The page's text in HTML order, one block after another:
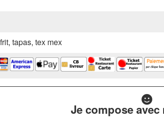
tapas, tex mex
Je compose avec